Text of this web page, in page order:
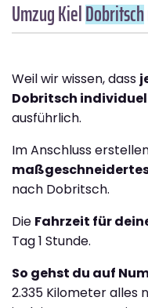
Umzug KielDobritsch
Weil wir wissen, dass
Dobritsch
ausführlich.
Im Anschluss
nach Dobritsch.
Die Fahrzeit für
Tag 1 Stunde.
So gehst du auf
2.335 Kilometer alles